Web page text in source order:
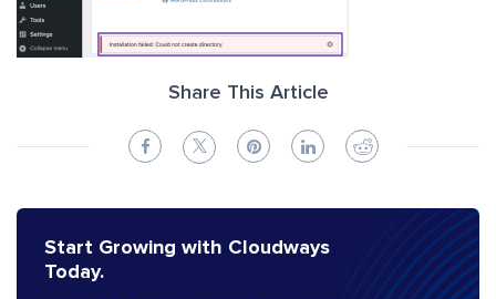
Share This Article
Start Growing with Cloudways
Today.